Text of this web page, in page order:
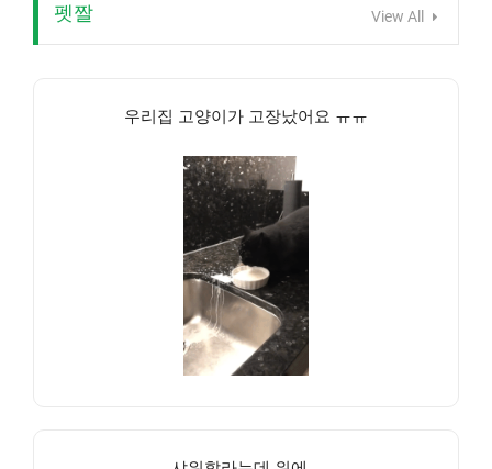
펫짤 View All
우리집 고양이가 고장났어요 ㅠㅠ